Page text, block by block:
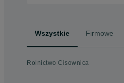
Wszystkie Firmowe
Rolnictwo Cisownica